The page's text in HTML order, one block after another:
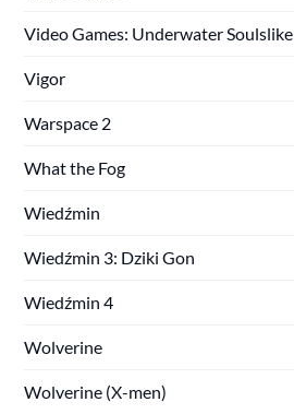
Video Games: Underwater Soulslike
Vigor
Warspace 2
What the Fog
Wiedźmin
Wiedźmin 3: Dziki Gon
Wiedźmin 4
Wolverine
Wolverine (X-men)